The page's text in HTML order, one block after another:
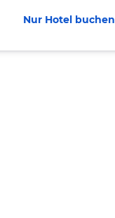
Nur Hotel buchen